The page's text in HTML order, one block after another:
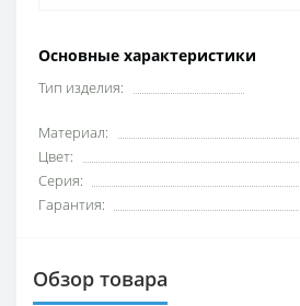
Основные характеристики
Тип изделия:
Материал:
Цвет:
Серия:
Гарантия:
Обзор товара